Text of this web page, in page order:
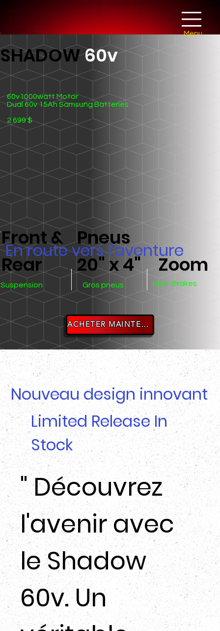
Menu
60v1000watt Motor
Dual 60v 15Ah Samsung Batteries
2 699 $
Front &
Rear
Suspension
Pneus
20" x 4"
Gros pneus
Zoom
Hydr. Brakes
En route vers l'aventure
ACHETER MAINTENANT
SHADOW60v
Limited Release In
Stock
Nouveau design innovant
" Découvrez
l'avenir avec
le Shadow
60v. Un